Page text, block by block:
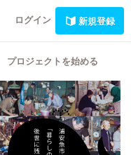
ログイン 新規登録
プロジェクトを始める